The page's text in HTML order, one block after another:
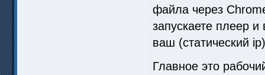
файла через
запускаете плеер
ваш (статический
Главное это